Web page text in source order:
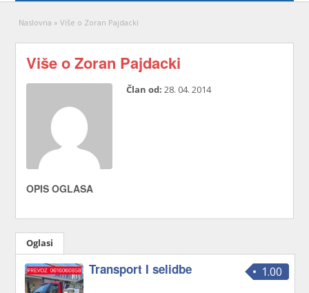
Naslovna » Više o Zoran Pajdacki
Više o Zoran Pajdacki
Član od: 28. 04. 2014
OPIS OGLASA
Oglasi
1.00
Transport I selidbe